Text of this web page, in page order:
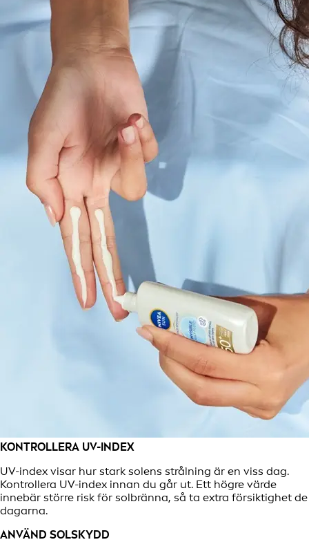
KONTROLLERA UV-INDEX
UV-index visar hur stark solens strålning är en viss dag.
Kontrollera UV-index innan du går ut. Ett högre värde
innebär större risk för solbränna, så ta extra försiktighet de
dagarna.
ANVÄND SOLSKYDD